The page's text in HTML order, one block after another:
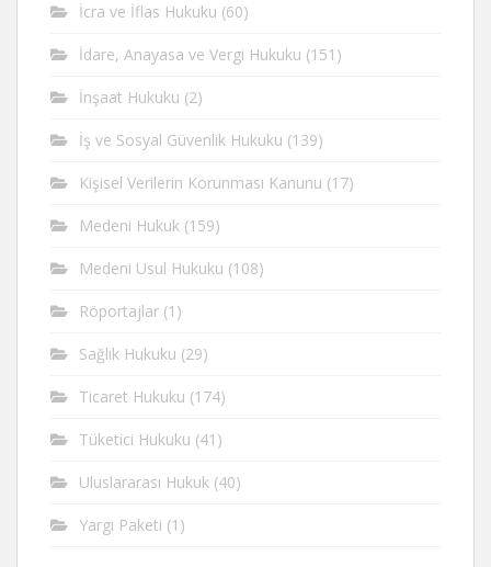
İcra ve İflas Hukuku (60)
İdare, Anayasa ve Vergi Hukuku (151)
İnşaat Hukuku (2)
İş ve Sosyal Güvenlik Hukuku (139)
Kişisel Verilerin Korunması Kanunu (17)
Medeni Hukuk (159)
Medeni Usul Hukuku (108)
Röportajlar (1)
Sağlık Hukuku (29)
Ticaret Hukuku (174)
Tüketici Hukuku (41)
Uluslararası Hukuk (40)
Yargı Paketi (1)